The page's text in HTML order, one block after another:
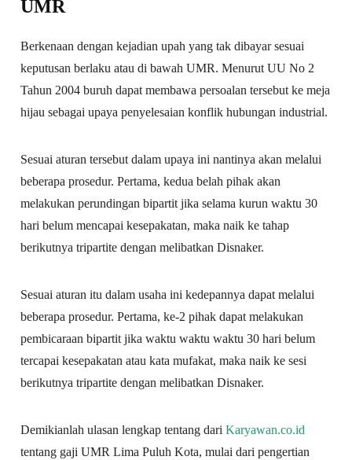
UMR
Berkenaan dengan kejadian upah yang tak dibayar sesuai
keputusan berlaku atau di bawah UMR. Menurut UU No 2
Tahun 2004 buruh dapat membawa persoalan tersebut ke meja
hijau sebagai upaya penyelesaian konflik hubungan industrial.
Sesuai aturan tersebut dalam upaya ini nantinya akan melalui
beberapa prosedur. Pertama, kedua belah pihak akan
melakukan perundingan bipartit jika selama kurun waktu 30
hari belum mencapai kesepakatan, maka naik ke tahap
berikutnya tripartite dengan melibatkan Disnaker.
Sesuai aturan itu dalam usaha ini kedepannya dapat melalui
beberapa prosedur. Pertama, ke-2 pihak dapat melakukan
pembicaraan bipartit jika waktu waktu waktu 30 hari belum
tercapai kesepakatan atau kata mufakat, maka naik ke sesi
berikutnya tripartite dengan melibatkan Disnaker.
Demikianlah ulasan lengkap tentang dariKaryawan.co.id
tentang gaji UMR Lima Puluh Kota, mulai dari pengertian